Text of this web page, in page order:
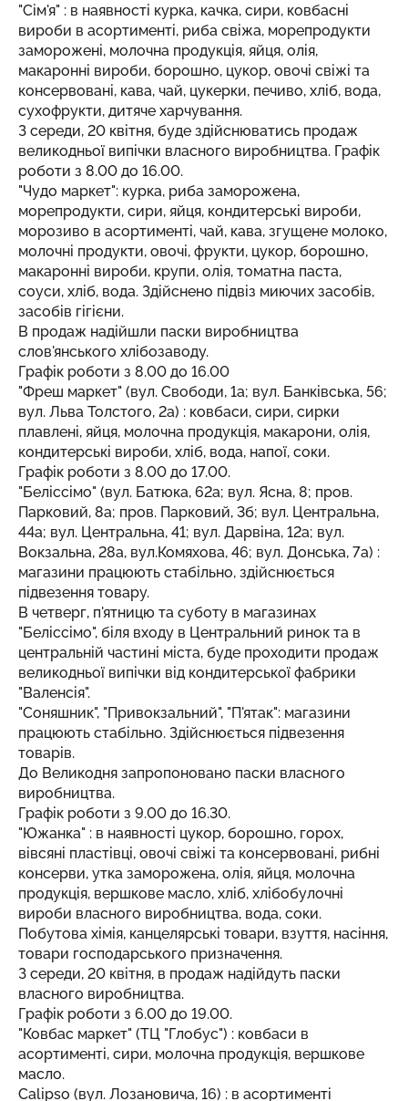
"Сім'я" : в наявності курка, качка, сири, ковбасні
вироби в асортименті, риба свіжа, морепродукти
заморожені, молочна продукція, яйця, олія,
макаронні вироби, борошно, цукор, овочі свіжі та
консервовані, кава, чай, цукерки, печиво, хліб, вода,
сухофрукти, дитяче харчування.
З середи, 20 квітня, буде здійснюватись продаж
великодньої випічки власного виробництва. Графік
роботи з 8.00 до 16.00.
"Чудо маркет": курка, риба заморожена,
морепродукти, сири, яйця, кондитерські вироби,
морозиво в асортименті, чай, кава, згущене молоко,
молочні продукти, овочі, фрукти, цукор, борошно,
макаронні вироби, крупи, олія, томатна паста,
соуси, хліб, вода. Здійснено підвіз миючих засобів,
засобів гігієни.
В продаж надійшли паски виробництва
слов'янського хлібозаводу.
Графік роботи з 8.00 до 16.00
"Фреш маркет" (вул. Свободи, 1а; вул. Банківська, 56;
вул. Льва Толстого, 2а) : ковбаси, сири, сирки
плавлені, яйця, молочна продукція, макарони, олія,
кондитерські вироби, хліб, вода, напої, соки.
Графік роботи з 8.00 до 17.00.
"Беліссімо" (вул. Батюка, 62а; вул. Ясна, 8; пров.
Парковий, 8а; пров. Парковий, 3б; вул. Центральна,
44а; вул. Центральна, 41; вул. Дарвіна, 12а; вул.
Вокзальна, 28а, вул.Комяхова, 46; вул. Донська, 7а) :
магазини працюють стабільно, здійснюється
підвезення товару.
В четверг, п'ятницю та суботу в магазинах
"Беліссімо", біля входу в Центральний ринок та в
центральній частині міста, буде проходити продаж
великодньої випічки від кондитерської фабрики
"Валенсія".
"Соняшник", "Привокзальний", "П'ятак": магазини
працюють стабільно. Здійснюється підвезення
товарів.
До Великодня запропоновано паски власного
виробництва.
Графік роботи з 9.00 до 16.30.
"Южанка" : в наявності цукор, борошно, горох,
вівсяні пластівці, овочі свіжі та консервовані, рибні
консерви, утка заморожена, олія, яйця, молочна
продукція, вершкове масло, хліб, хлібобулочні
вироби власного виробництва, вода, соки.
Побутова хімія, канцелярські товари, взуття, насіння,
товари господарського призначення.
З середи, 20 квітня, в продаж надійдуть паски
власного виробництва.
Графік роботи з 6.00 до 19.00.
"Ковбас маркет" (ТЦ "Глобус") : ковбаси в
асортименті, сири, молочна продукція, вершкове
масло.
Calipso (вул. Лозановича, 16) : в асортименті